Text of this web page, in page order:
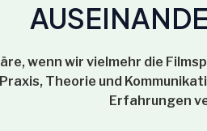
wenn wir vielmehr die
Praxis, Theorie und
Erfahrungen